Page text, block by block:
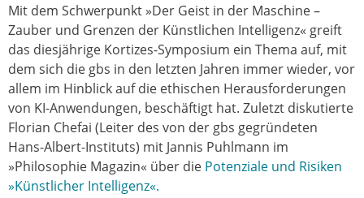
Mit dem Schwerpunkt »Der Geist in der Maschine –
Zauber und Grenzen der Künstlichen Intelligenz« greift
das diesjährige Kortizes-Symposium ein Thema auf, mit
dem sich die gbs in den letzten Jahren immer wieder, vor
allem im Hinblick auf die ethischen Herausforderungen
von KI-Anwendungen, beschäftigt hat. Zuletzt diskutierte
Florian Chefai (Leiter des von der gbs gegründeten
Hans-Albert-Instituts) mit Jannis Puhlmann im
»Philosophie Magazin« über die Potenziale und Risiken
»Künstlicher Intelligenz«.